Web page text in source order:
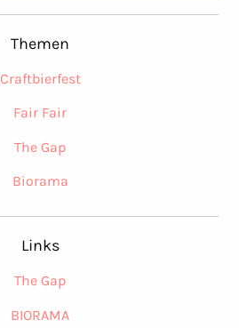
Themen
Craftbierfest
Fair Fair
The Gap
Biorama
Links
The Gap
BIORAMA